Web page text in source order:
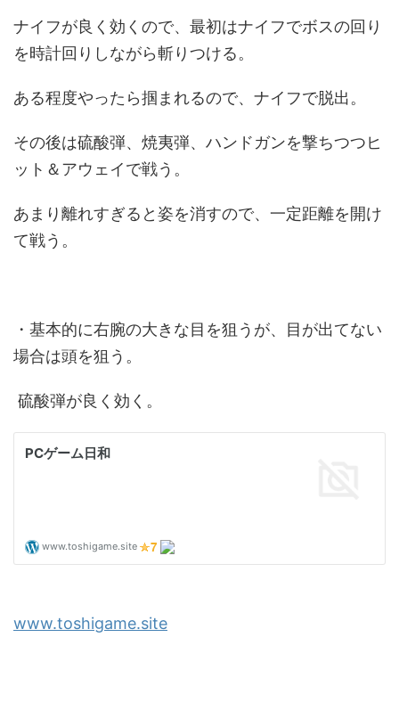
ナイフが良く効くので、最初はナイフでボスの回り
を時計回りしながら斬りつける。
ある程度やったら掴まれるので、ナイフで脱出。
その後は硫酸弾、焼夷弾、ハンドガンを撃ちつつヒ
ット＆アウェイで戦う。
あまり離れすぎると姿を消すので、一定距離を開け
て戦う。
・基本的に右腕の大きな目を狙うが、目が出てない
場合は頭を狙う。
硫酸弾が良く効く。
www.toshigame.site